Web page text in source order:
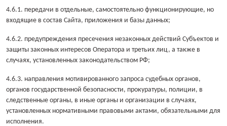
4.6.1. передачи в отдельные, самостоятельно функционирующие, но
входящие в состав Сайта, приложения и базы данных;
4.6.2. предупреждения пресечения незаконных действий Субъектов и
защиты законных интересов Оператора и третьих лиц, а также в
случаях, установленных законодательством РФ;
4.6.3. направления мотивированного запроса судебных органов,
органов государственной безопасности, прокуратуры, полиции, в
следственные органы, в иные органы и организации в случаях,
установленных нормативными правовыми актами, обязательными для
исполнения.